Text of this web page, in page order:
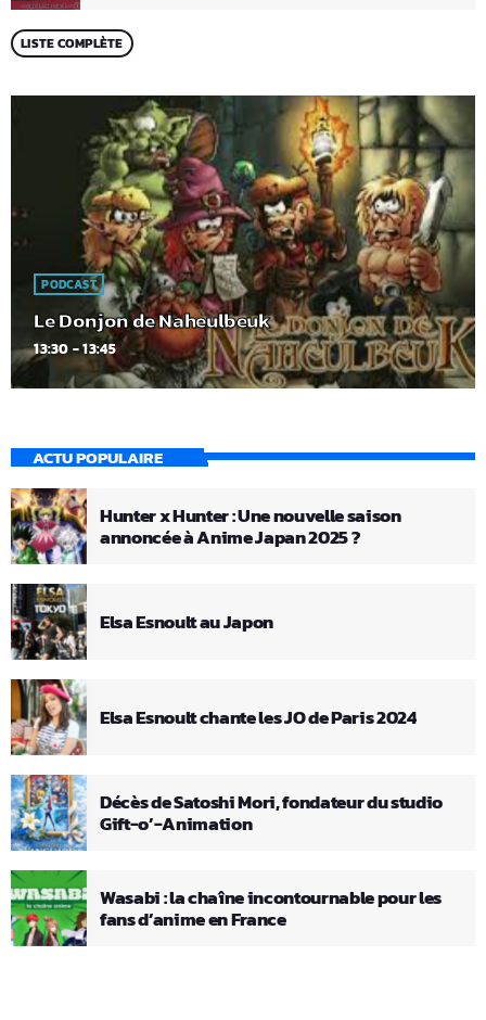
LISTE COMPLÈTE
PODCAST
Le Donjon de Naheulbeuk
13:30 - 13:45
ACTU POPULAIRE
Hunter x Hunter : Une nouvelle saison
annoncée à Anime Japan 2025 ?
Elsa Esnoult au Japon
Elsa Esnoult chante les JO de Paris 2024
Décès de Satoshi Mori, fondateur du studio
Gift-o’-Animation
Wasabi : la chaîne incontournable pour les
fans d’anime en France